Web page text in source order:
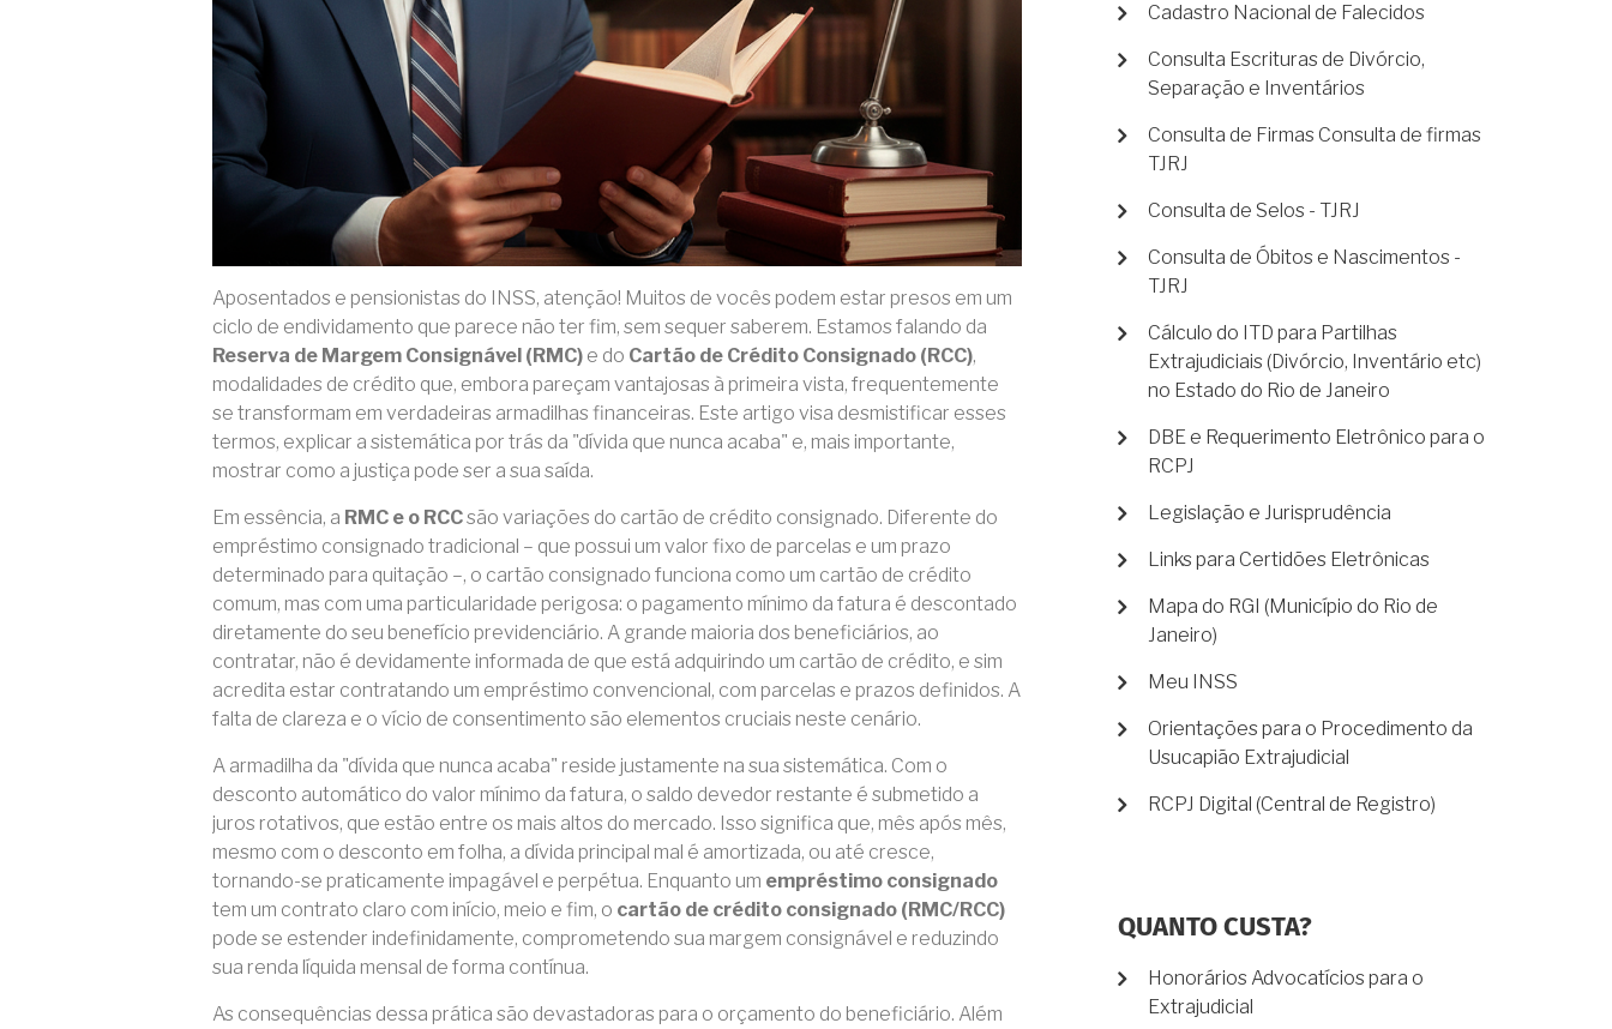
Aposentados e pensionistas do INSS, atenção! Muitos de vocês podem estar presos em um
ciclo de endividamento que parece não ter fim, sem sequer saberem. Estamos falando da
Reserva de Margem Consignável (RMC) e do Cartão de Crédito Consignado (RCC),
modalidades de crédito que, embora pareçam vantajosas à primeira vista, frequentemente
se transformam em verdadeiras armadilhas financeiras. Este artigo visa desmistificar esses
termos, explicar a sistemática por trás da "dívida que nunca acaba" e, mais importante,
mostrar como a justiça pode ser a sua saída.
Em essência, a RMC e o RCCsão variações do cartão de crédito consignado. Diferente do
empréstimo consignado tradicional – que possui um valor fixo de parcelas e um prazo
determinado para quitação –, o cartão consignado funciona como um cartão de crédito
comum, mas com uma particularidade perigosa: o pagamento mínimo da fatura é descontado
diretamente do seu benefício previdenciário. A grande maioria dos beneficiários, ao
contratar, não é devidamente informada de que está adquirindo um cartão de crédito, e sim
acredita estar contratando um empréstimo convencional, com parcelas e prazos definidos. A
falta de clareza e o vício de consentimento são elementos cruciais neste cenário.
A armadilha da "dívida que nunca acaba" reside justamente na sua sistemática. Com o
desconto automático do valor mínimo da fatura, o saldo devedor restante é submetido a
juros rotativos, que estão entre os mais altos do mercado. Isso significa que, mês após mês,
mesmo com o desconto em folha, a dívida principal mal é amortizada, ou até cresce,
tornando-se praticamente impagável e perpétua. Enquanto um empréstimo consignado
tem um contrato claro com início, meio e fim, o cartão de crédito consignado (RMC/RCC)
pode se estender indefinidamente, comprometendo sua margem consignável e reduzindo
sua renda líquida mensal de forma contínua.
As consequências dessa prática são devastadoras para o orçamento do beneficiário. Além
Cadastro Nacional de Falecidos
Consulta Escrituras de Divórcio,
Separação e Inventários
Consulta de Firmas Consulta de firmas
TJRJ
Consulta de Selos - TJRJ
Consulta de Óbitos e Nascimentos -
TJRJ
Cálculo do ITD para Partilhas
Extrajudiciais (Divórcio, Inventário etc)
no Estado do Rio de Janeiro
DBE e Requerimento Eletrônico para o
RCPJ
Legislação e Jurisprudência
Links para Certidões Eletrônicas
Mapa do RGI (Município do Rio de
Janeiro)
Meu INSS
Orientações para o Procedimento da
Usucapião Extrajudicial
RCPJ Digital (Central de Registro)
QUANTO CUSTA?
Honorários Advocatícios para o
Extrajudicial